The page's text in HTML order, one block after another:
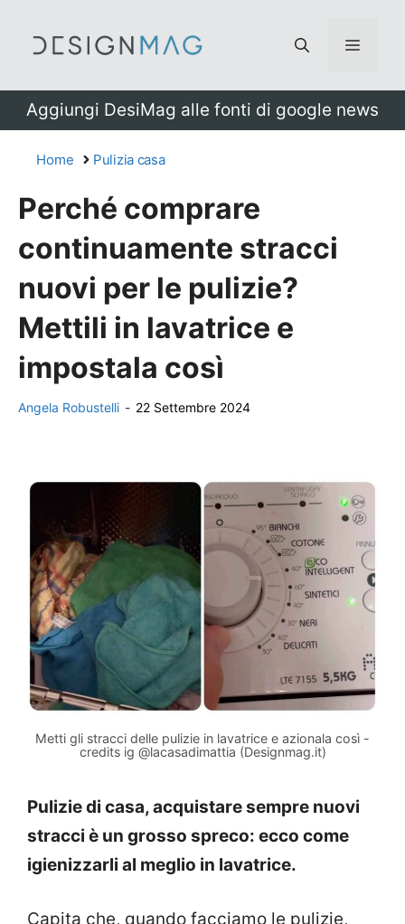
Menu
Aggiungi DesiMag alle fonti di google news
Home Pulizia casa
Perché comprare
continuamente stracci
nuovi per le pulizie?
Mettili in lavatrice e
impostala così
Angela Robustelli - 22 Settembre 2024
Metti gli stracci delle pulizie in lavatrice e azionala così -
credits ig @lacasadimattia (Designmag.it)
Pulizie di casa, acquistare sempre nuovi
stracci è un grosso spreco: ecco come
igienizzarli al meglio in lavatrice.
Capita che, quando facciamo le pulizie,